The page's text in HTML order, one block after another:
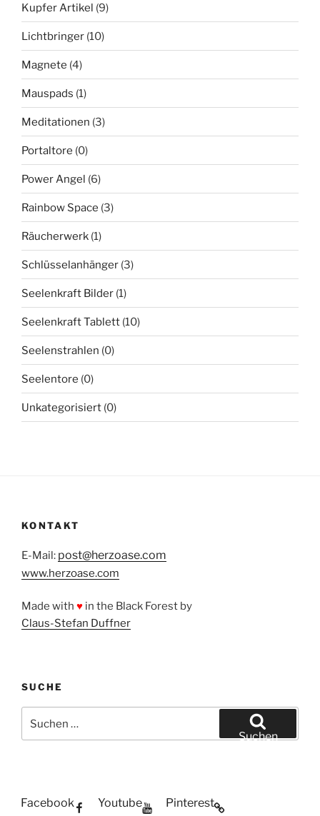
Kupfer Artikel (9)
Lichtbringer (10)
Magnete (4)
Mauspads (1)
Meditationen (3)
Portaltore (0)
Power Angel (6)
Rainbow Space (3)
Räucherwerk (1)
Schlüsselanhänger (3)
Seelenkraft Bilder (1)
Seelenkraft Tablett (10)
Seelenstrahlen (0)
Seelentore (0)
Unkategorisiert (0)
KONTAKT
E-Mail: post@herzoase.com
www.herzoase.com
Made with ♥ in the Black Forest by
Claus-Stefan Duffner
SUCHE
nach:
Suchen
Facebook Youtube Pinterest